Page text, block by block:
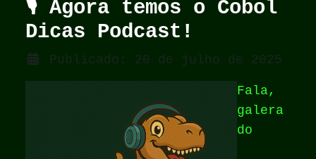
🎙️ Agora temos o Cobol
Dicas Podcast!
Detalhes
Publicado: 20 de julho de 2025
Fala,
galera
do